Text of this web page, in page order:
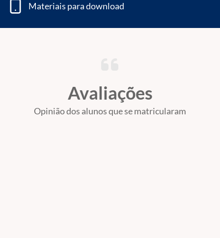
Materiais para download
Avaliações
Opinião dos alunos que se matricularam